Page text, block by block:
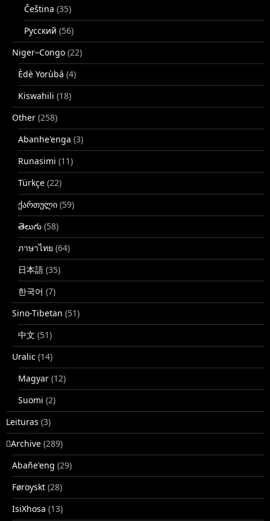
Čeština (35)
Русский (56)
Niger–Congo (22)
Èdè Yorùbá (4)
Kiswahili (18)
Other (258)
Abanhe'enga (3)
Runasimi (11)
Türkçe (22)
ქართული (59)
తెలుగు (58)
ภาษาไทย (64)
日本語 (35)
한국어 (7)
Sino-Tibetan (51)
中文 (51)
Uralic (14)
Magyar (12)
Suomi (2)
Leituras (3)
􏿽Archive (289)
Abañe'eng (29)
Føroyskt (28)
IsiXhosa (13)